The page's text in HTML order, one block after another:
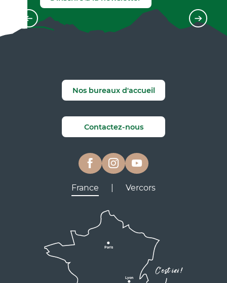
Patinoire
Nos bureaux d'accueil
Contactez-nous
France Vercors
C'est ici !
Paris
Lyon
D531
Valence
Lyon